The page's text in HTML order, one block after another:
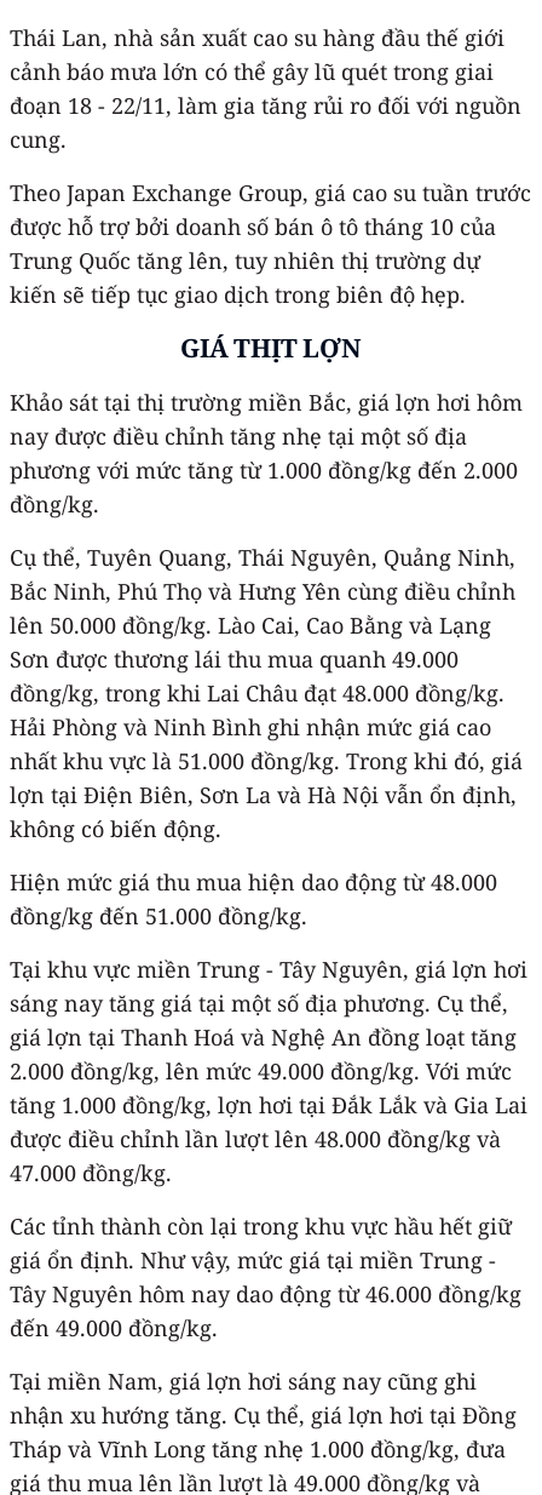
Thái Lan, nhà sản xuất cao su hàng đầu thế giới
cảnh báo mưa lớn có thể gây lũ quét trong giai
đoạn 18 - 22/11, làm gia tăng rủi ro đối với nguồn
cung.
Theo Japan Exchange Group, giá cao su tuần trước
được hỗ trợ bởi doanh số bán ô tô tháng 10 của
Trung Quốc tăng lên, tuy nhiên thị trường dự
kiến sẽ tiếp tục giao dịch trong biên độ hẹp.
GIÁ THỊT LỢN
Khảo sát tại thị trường miền Bắc, giá lợn hơi hôm
nay được điều chỉnh tăng nhẹ tại một số địa
phương với mức tăng từ 1.000 đồng/kg đến 2.000
đồng/kg.
Cụ thể, Tuyên Quang, Thái Nguyên, Quảng Ninh,
Bắc Ninh, Phú Thọ và Hưng Yên cùng điều chỉnh
lên 50.000 đồng/kg. Lào Cai, Cao Bằng và Lạng
Sơn được thương lái thu mua quanh 49.000
đồng/kg, trong khi Lai Châu đạt 48.000 đồng/kg.
Hải Phòng và Ninh Bình ghi nhận mức giá cao
nhất khu vực là 51.000 đồng/kg. Trong khi đó, giá
lợn tại Điện Biên, Sơn La và Hà Nội vẫn ổn định,
không có biến động.
Hiện mức giá thu mua hiện dao động từ 48.000
đồng/kg đến 51.000 đồng/kg.
Tại khu vực miền Trung - Tây Nguyên, giá lợn hơi
sáng nay tăng giá tại một số địa phương. Cụ thể,
giá lợn tại Thanh Hoá và Nghệ An đồng loạt tăng
2.000 đồng/kg, lên mức 49.000 đồng/kg. Với mức
tăng 1.000 đồng/kg, lợn hơi tại Đắk Lắk và Gia Lai
được điều chỉnh lần lượt lên 48.000 đồng/kg và
47.000 đồng/kg.
Các tỉnh thành còn lại trong khu vực hầu hết giữ
giá ổn định. Như vậy, mức giá tại miền Trung -
Tây Nguyên hôm nay dao động từ 46.000 đồng/kg
đến 49.000 đồng/kg.
Tại miền Nam, giá lợn hơi sáng nay cũng ghi
nhận xu hướng tăng. Cụ thể, giá lợn hơi tại Đồng
Tháp và Vĩnh Long tăng nhẹ 1.000 đồng/kg, đưa
giá thu mua lên lần lượt là 49.000 đồng/kg và